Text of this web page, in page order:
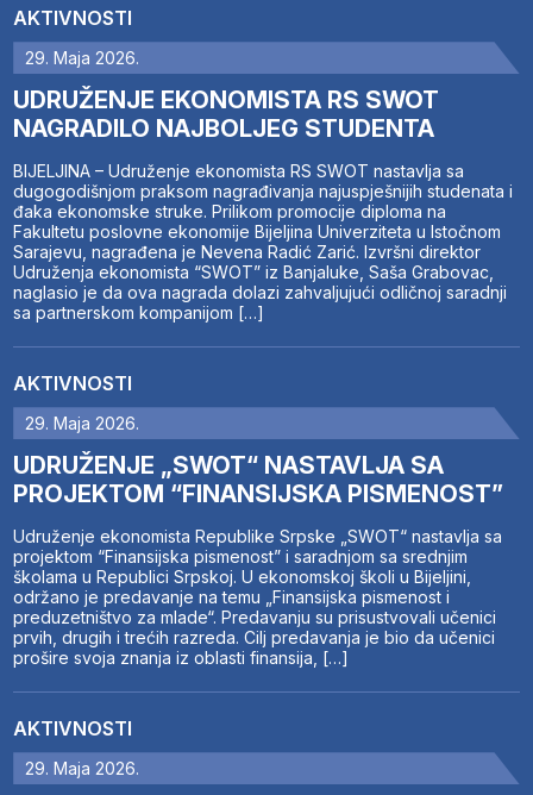
AKTIVNOSTI
29. Maja 2026.
UDRUŽENJE EKONOMISTA RS SWOT
NAGRADILO NAJBOLJEG STUDENTA
BIJELJINA – Udruženje ekonomista RS SWOT nastavlja sa
dugogodišnjom praksom nagrađivanja najuspješnijih studenata i
đaka ekonomske struke. Prilikom promocije diploma na
Fakultetu poslovne ekonomije Bijeljina Univerziteta u Istočnom
Sarajevu, nagrađena je Nevena Radić Zarić. Izvršni direktor
Udruženja ekonomista “SWOT” iz Banjaluke, Saša Grabovac,
naglasio je da ova nagrada dolazi zahvaljujući odličnoj saradnji
sa partnerskom kompanijom […]
AKTIVNOSTI
29. Maja 2026.
UDRUŽENJE „SWOT“ NASTAVLJA SA
PROJEKTOM “FINANSIJSKA PISMENOST”
Udruženje ekonomista Republike Srpske „SWOT“ nastavlja sa
projektom “Finansijska pismenost” i saradnjom sa srednjim
školama u Republici Srpskoj. U ekonomskoj školi u Bijeljini,
održano je predavanje na temu „Finansijska pismenost i
preduzetništvo za mlade“. Predavanju su prisustvovali učenici
prvih, drugih i trećih razreda. Cilj predavanja je bio da učenici
prošire svoja znanja iz oblasti finansija, […]
AKTIVNOSTI
29. Maja 2026.